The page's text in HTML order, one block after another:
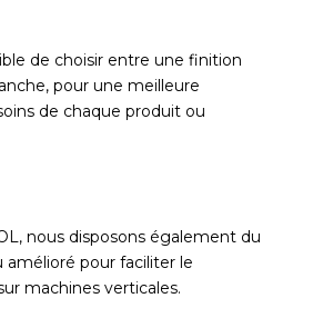
de choisir entre une finition
pour une meilleure
de chaque produit ou
nous disposons également du
amélioré pour faciliter le
machines verticales.